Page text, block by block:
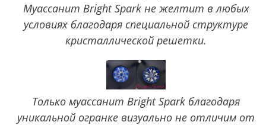
Муассанит Bright Spark не желтит в любых
условиях благодаря специальной структуре
кристаллической решетки.
Только муассанит Bright Spark благодаря
уникальной огранке визуально не отличим от